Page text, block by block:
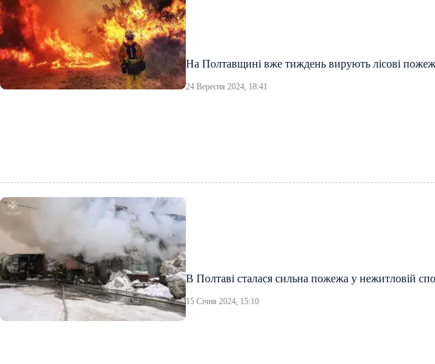
На Полтавщині вже тиждень вирують лісові
24 Вересня 2024, 18:41
В Полтаві сталася сильна пожежа у нежитловій
15 Січня 2024, 15:10